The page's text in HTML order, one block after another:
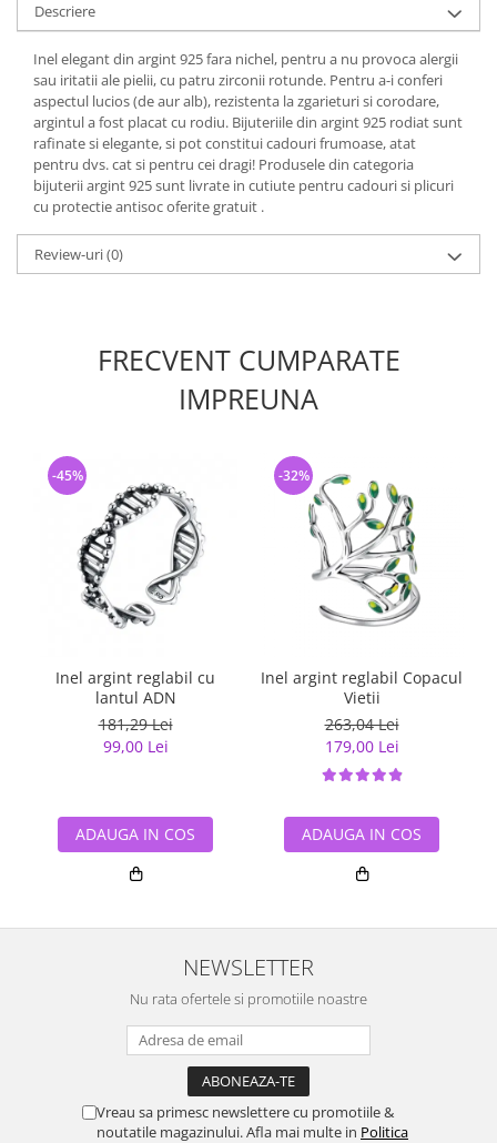
Descriere
Inel elegant din argint 925 fara nichel, pentru a nu provoca alergii
sau iritatii ale pielii, cu patru zirconii rotunde. Pentru a-i conferi
aspectul lucios (de aur alb), rezistenta la zgarieturi si corodare,
argintul a fost placat cu rodiu. Bijuteriile din argint 925 rodiat sunt
rafinate si elegante, si pot constitui cadouri frumoase, atat
pentru dvs. cat si pentru cei dragi! Produsele din categoria
bijuterii argint 925 sunt livrate in cutiute pentru cadouri si plicuri
cu protectie antisoc oferite gratuit .
Review-uri(0)
FRECVENT CUMPARATE
IMPREUNA
Inel argint reglabil cu
lantul ADN
181,29 Lei
99,00 Lei
-45%
ADAUGA IN COS
Inel argint reglabil Copacul
Vietii
263,04 Lei
179,00 Lei
-32%
ADAUGA IN COS
NEWSLETTER
Nu rata ofertele si promotiile noastre
Vreau sa primesc newslettere cu promotiile &
noutatile magazinului. Afla mai multe in Politica